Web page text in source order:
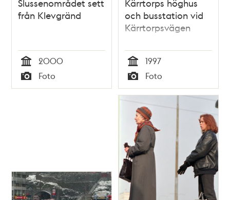
Slussenområdet sett
från Klevgränd
Tid
2000
Typ
Foto
Kärrtorps höghus
och busstation vid
Kärrtorpsvägen
Tid
1997
Typ
Foto